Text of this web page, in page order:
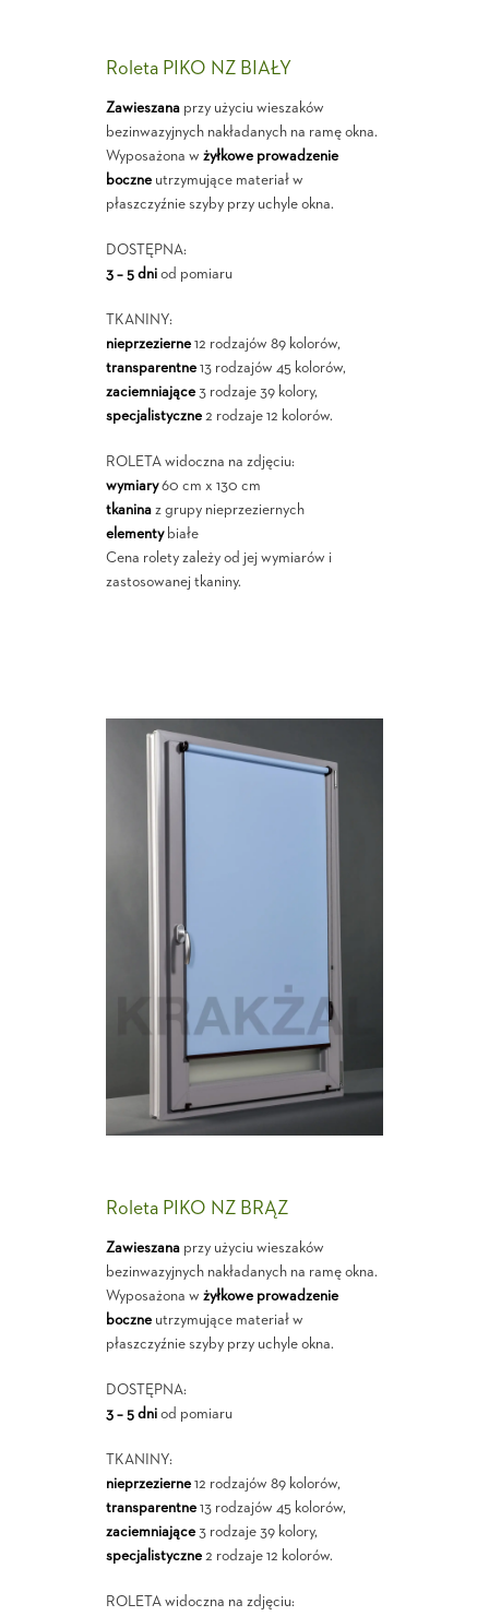
Roleta PIKO NZ BIAŁY
Zawieszanaprzy użyciu wieszaków
bezinwazyjnych nakładanych na ramę okna.
Wyposażona w żyłkowe prowadzenie
boczneutrzymujące materiał w
płaszczyźnie szyby przy uchyle okna.
DOSTĘPNA:
3 – 5 dniod pomiaru
TKANINY:
nieprzezierne12 rodzajów 89 kolorów,
transparentne13 rodzajów 45 kolorów,
zaciemniające3 rodzaje 39 kolory,
specjalistyczne2 rodzaje 12 kolorów.
ROLETA widoczna na zdjęciu:
wymiary60 cm x 130 cm
tkaninaz grupy nieprzeziernych
elementybiałe
Cena rolety zależy od jej wymiarów i
zastosowanej tkaniny.
Roleta PIKO NZ BRĄZ
Zawieszanaprzy użyciu wieszaków
bezinwazyjnych nakładanych na ramę okna.
Wyposażona w żyłkowe prowadzenie
boczneutrzymujące materiał w
płaszczyźnie szyby przy uchyle okna.
DOSTĘPNA:
3 – 5 dniod pomiaru
TKANINY:
nieprzezierne12 rodzajów 89 kolorów,
transparentne13 rodzajów 45 kolorów,
zaciemniające3 rodzaje 39 kolory,
specjalistyczne2 rodzaje 12 kolorów.
ROLETA widoczna na zdjęciu: